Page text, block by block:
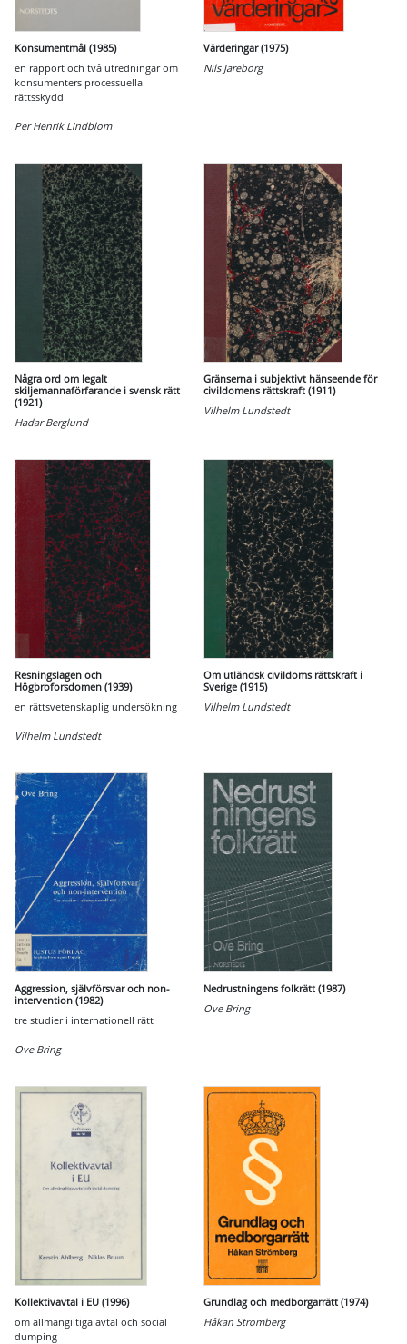
Konsumentmål (1985)
en rapport och två utredningar om
konsumenters processuella
rättsskydd
Per Henrik Lindblom
Värderingar (1975)
Nils Jareborg
Några ord om legalt
skiljemannaförfarande i svensk rätt
(1921)
Hadar Berglund
Gränserna i subjektivt hänseende för
civildomens rättskraft (1911)
Vilhelm Lundstedt
Resningslagen och
Högbroforsdomen (1939)
en rättsvetenskaplig undersökning
Vilhelm Lundstedt
Om utländsk civildoms rättskraft i
Sverige (1915)
Vilhelm Lundstedt
Aggression, självförsvar och non-
intervention (1982)
tre studier i internationell rätt
Ove Bring
Nedrustningens folkrätt (1987)
Ove Bring
Kollektivavtal i EU (1996)
om allmängiltiga avtal och social
dumping
Grundlag och medborgarrätt (1974)
Håkan Strömberg